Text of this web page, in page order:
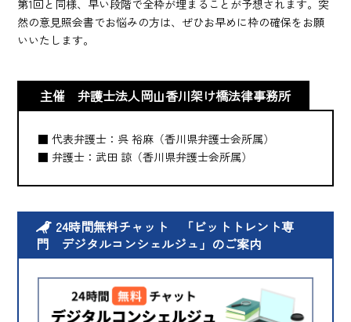
第1回と同様、早い段階で全枠が埋まることが予想されます。突
然の意見照会書でお悩みの方は、ぜひお早めに枠の確保をお願
いいたします。
主催 弁護士法人岡山香川架け橋法律事務所
■ 代表弁護士：呉 裕麻（香川県弁護士会所属）
■ 弁護士：武田 諒（香川県弁護士会所属）
24時間無料チャット 「ビットトレント専
門 デジタルコンシェルジュ」のご案内